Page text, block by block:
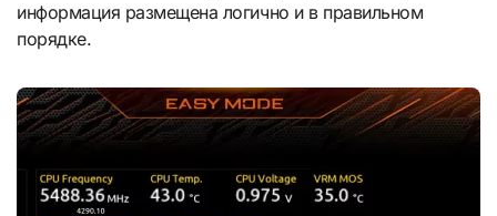
информация размещена логично и в правильном
порядке.